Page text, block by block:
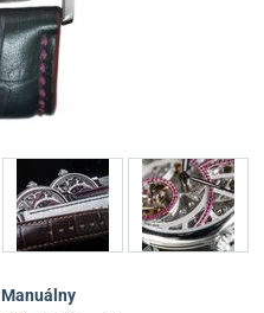
Manuálny